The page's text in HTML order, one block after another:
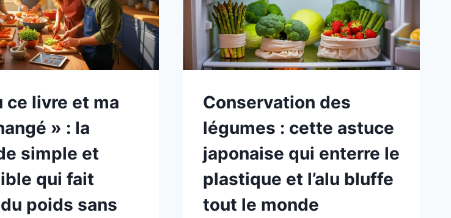
ce livre et ma
» : la
simple et
qui fait
poids sans
Conservation des
légumes : cette astuce
japonaise qui enterre le
plastique et l’alu bluffe
tout le monde